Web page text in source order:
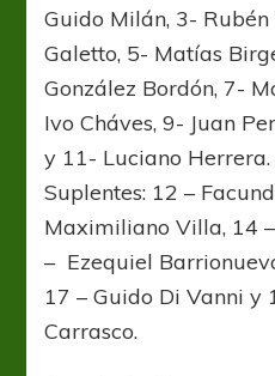
Guido Milán, 3-
Galetto, 5- Matías
González Bordón, 7-
Ivo Cháves, 9- Juan
y 11- Luciano Herrera.
Suplentes: 12 –
Maximiliano Villa, 14
– Ezequiel
17 – Guido Di Vanni y
Carrasco.